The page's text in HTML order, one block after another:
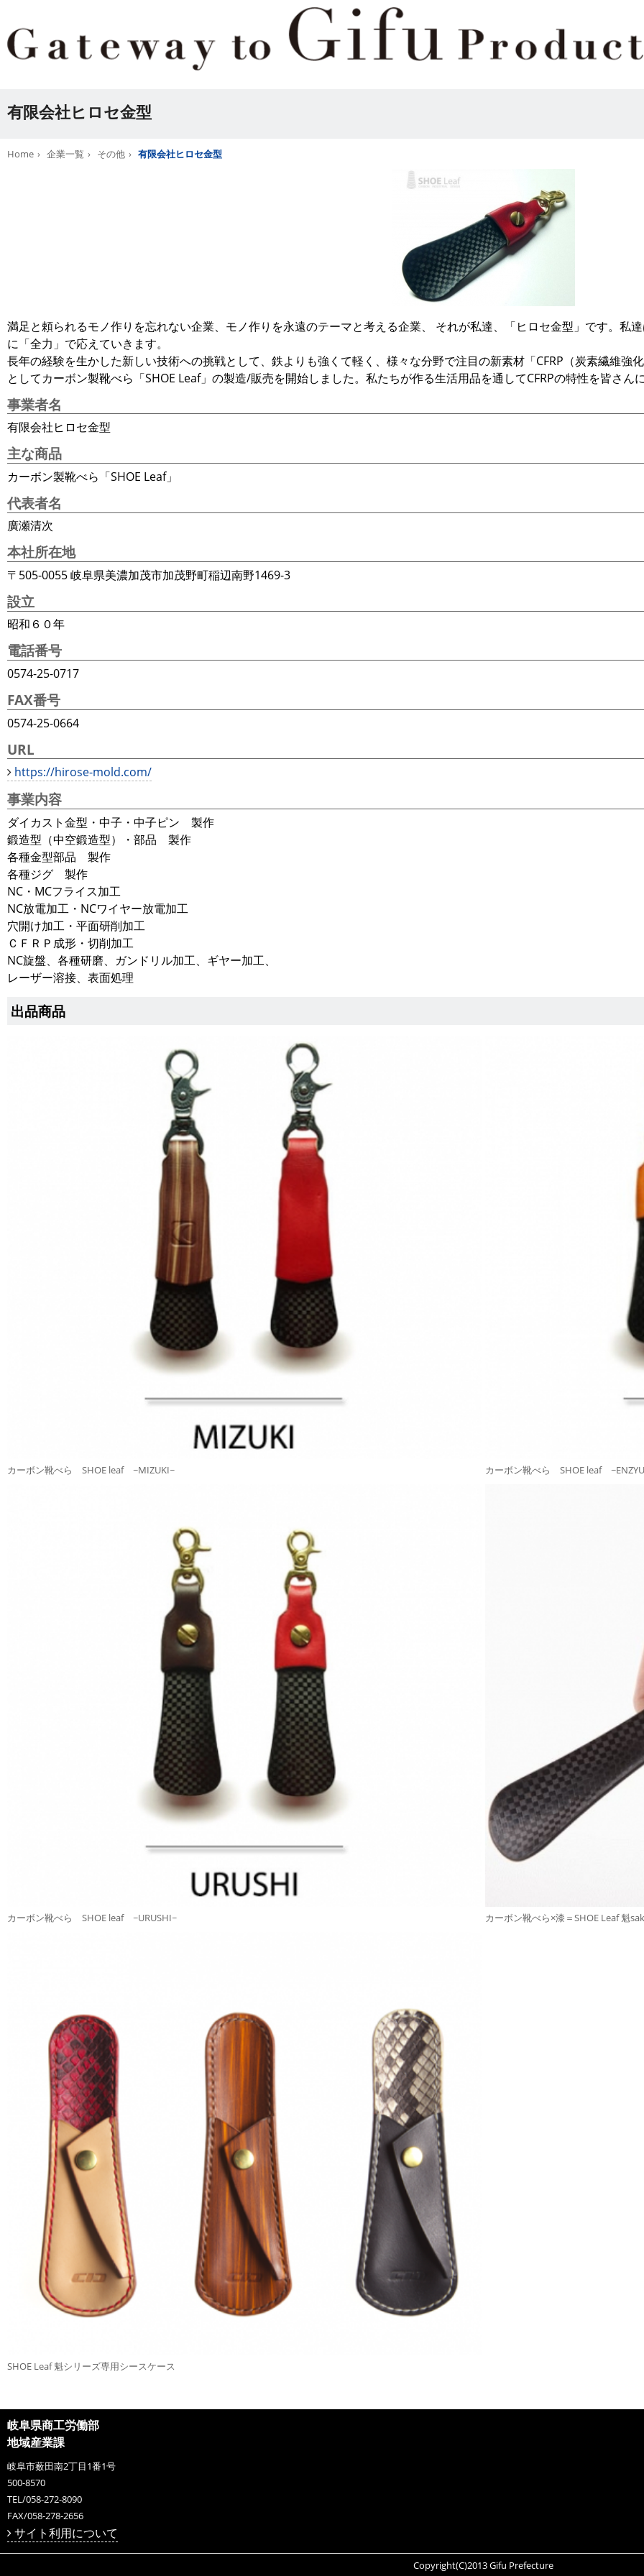
有限会社ヒロセ金型
Home 企業一覧 その他 有限会社ヒロセ金型
満足と頼られるモノ作りを忘れない企業、モノ作りを永遠のテーマと考える企業、 それが私達、「ヒロセ金型」です。私
に「全力」で応えていきます。
長年の経験を生かした新しい技術への挑戦として、鉄よりも強くて軽く、様々な分野で注目の新素材「CFRP（炭素繊維強
としてカーボン製靴べら「SHOE Leaf」の製造/販売を開始しました。私たちが作る生活用品を通してCFRPの特性を皆さ
事業者名
有限会社ヒロセ金型
主な商品
カーボン製靴べら「SHOE Leaf」
代表者名
廣瀬清次
本社所在地
〒505-0055 岐阜県美濃加茂市加茂野町稲辺南野1469-3
設立
昭和６０年
電話番号
0574-25-0717
FAX番号
0574-25-0664
URL
https://hirose-mold.com/
事業内容
ダイカスト金型・中子・中子ピン 製作
鍛造型（中空鍛造型）・部品 製作
各種金型部品 製作
各種ジグ 製作
NC・MCフライス加工
NC放電加工・NCワイヤー放電加工
穴開け加工・平面研削加工
ＣＦＲＰ成形・切削加工
NC旋盤、各種研磨、ガンドリル加工、ギヤー加工、
レーザー溶接、表面処理
出品商品
カーボン靴べら SHOE leaf ~MIZUKI~ カーボン靴べら SHOE leaf
カーボン靴べら SHOE leaf ~URUSHI~ カーボン靴べら×漆＝SHOE Leaf 魁
SHOE Leaf 魁シリーズ専用シースケース
岐阜県商工労働部
地域産業課
岐阜市薮田南2丁目1番1号
500-8570
TEL/058-272-8090
FAX/058-278-2656
サイト利用について
Copyright(C)2013 Gifu Prefecture